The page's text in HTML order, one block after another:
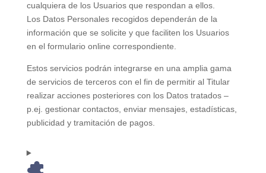
cualquiera de los Usuarios que respondan a ellos.
Los Datos Personales recogidos dependerán de la
información que se solicite y que faciliten los Usuarios
en el formulario online correspondiente.
Estos servicios podrán integrarse en una amplia gama
de servicios de terceros con el fin de permitir al Titular
realizar acciones posteriores con los Datos tratados –
p.ej. gestionar contactos, enviar mensajes, estadísticas,
publicidad y tramitación de pagos.